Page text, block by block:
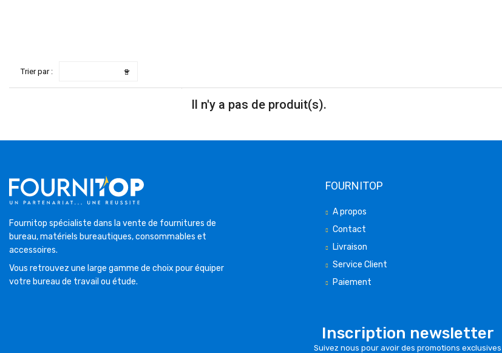
Trier par : 
Il n'y a pas de produit(s).
Fournitop spécialiste dans la vente de fournitures de
bureau, matériels bureautiques, consommables et
accessoires.
Vous retrouvez une large gamme de choix pour équiper
votre bureau de travail ou étude.
FOURNITOP
A propos
Contact
Livraison
Service Client
Paiement
Inscription newsletter
Suivez nous pour avoir des promotions exclusives